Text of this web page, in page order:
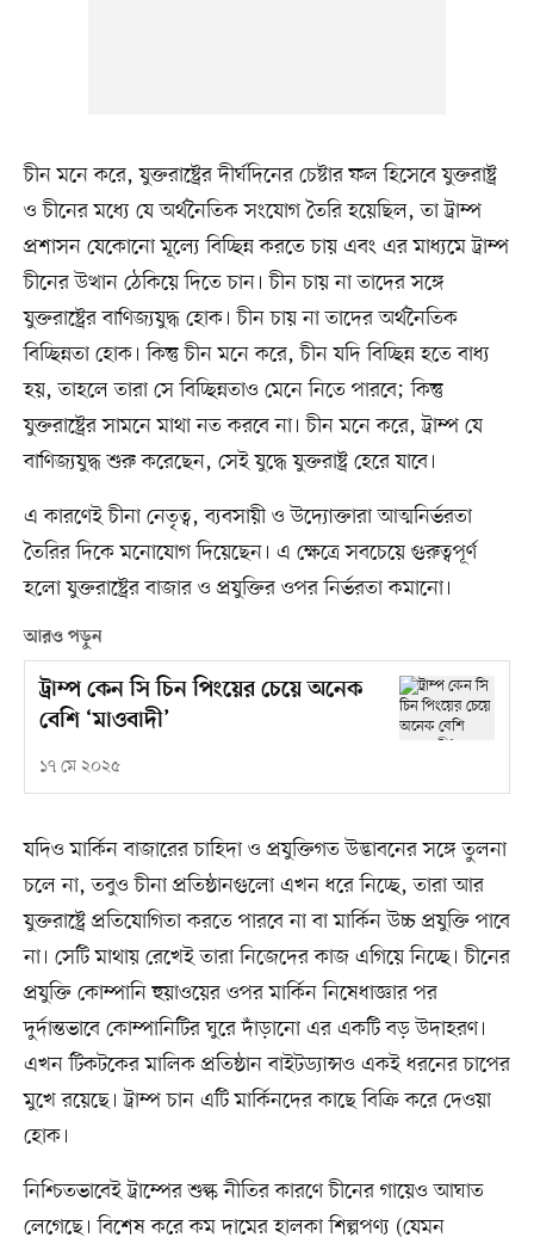
চীন মনে করে, যুক্তরাষ্ট্রের দীর্ঘদিনের চেষ্টার ফল হিসেবে যুক্তরাষ্ট্র
ও চীনের মধ্যে যে অর্থনৈতিক সংযোগ তৈরি হয়েছিল, তা ট্রাম্প
প্রশাসন যেকোনো মূল্যে বিচ্ছিন্ন করতে চায় এবং এর মাধ্যমে ট্রাম্প
চীনের উত্থান ঠেকিয়ে দিতে চান। চীন চায় না তাদের সঙ্গে
যুক্তরাষ্ট্রের বাণিজ্যযুদ্ধ হোক। চীন চায় না তাদের অর্থনৈতিক
বিচ্ছিন্নতা হোক। কিন্তু চীন মনে করে, চীন যদি বিচ্ছিন্ন হতে বাধ্য
হয়, তাহলে তারা সে বিচ্ছিন্নতাও মেনে নিতে পারবে; কিন্তু
যুক্তরাষ্ট্রের সামনে মাথা নত করবে না। চীন মনে করে, ট্রাম্প যে
বাণিজ্যযুদ্ধ শুরু করেছেন, সেই যুদ্ধে যুক্তরাষ্ট্র হেরে যাবে।
এ কারণেই চীনা নেতৃত্ব, ব্যবসায়ী ও উদ্যোক্তারা আত্মনির্ভরতা
তৈরির দিকে মনোযোগ দিয়েছেন। এ ক্ষেত্রে সবচেয়ে গুরুত্বপূর্ণ
হলো যুক্তরাষ্ট্রের বাজার ও প্রযুক্তির ওপর নির্ভরতা কমানো।
আরও পড়ুন
ট্রাম্প কেন সি চিন পিংয়ের চেয়ে অনেক
বেশি ‘মাওবাদী’
১৭ মে ২০২৫
যদিও মার্কিন বাজারের চাহিদা ও প্রযুক্তিগত উদ্ভাবনের সঙ্গে তুলনা
চলে না, তবুও চীনা প্রতিষ্ঠানগুলো এখন ধরে নিচ্ছে, তারা আর
যুক্তরাষ্ট্রে প্রতিযোগিতা করতে পারবে না বা মার্কিন উচ্চ প্রযুক্তি পাবে
না। সেটি মাথায় রেখেই তারা নিজেদের কাজ এগিয়ে নিচ্ছে। চীনের
প্রযুক্তি কোম্পানি হুয়াওয়ের ওপর মার্কিন নিষেধাজ্ঞার পর
দুর্দান্তভাবে কোম্পানিটির ঘুরে দাঁড়ানো এর একটি বড় উদাহরণ।
এখন টিকটকের মালিক প্রতিষ্ঠান বাইটড্যান্সও একই ধরনের চাপের
মুখে রয়েছে। ট্রাম্প চান এটি মার্কিনদের কাছে বিক্রি করে দেওয়া
হোক।
নিশ্চিতভাবেই ট্রাম্পের শুল্ক নীতির কারণে চীনের গায়েও আঘাত
লেগেছে। বিশেষ করে কম দামের হালকা শিল্পপণ্য (যেমন